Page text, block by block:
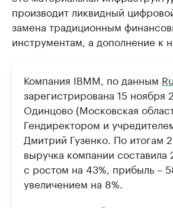
производит ликвидный
замена традиционным
инструментам, а дополнение к
Компания IBMM, по данным
зарегистрирована 15 ноября
Одинцово (Московская
Гендиректором и
Дмитрий Гузенко. По итогам
выручка компании составила
с ростом на 43%, прибыль –
увеличением на 8%.